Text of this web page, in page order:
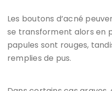
Les boutons d’acné
se transforment alors en
papules sont rouges,
remplies de pus.